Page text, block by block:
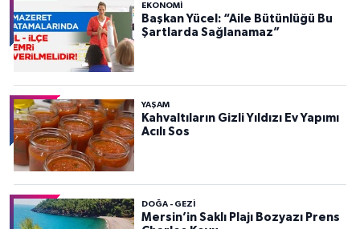
EKONOMI
Başkan Yücel: “Aile Bütünlüğü Bu
Şartlarda Sağlanamaz”
YAŞAM
Kahvaltıların Gizli Yıldızı Ev Yapımı
Acılı Sos
DOĞA - GEZI
Mersin’in Saklı Plajı Bozyazı Prens